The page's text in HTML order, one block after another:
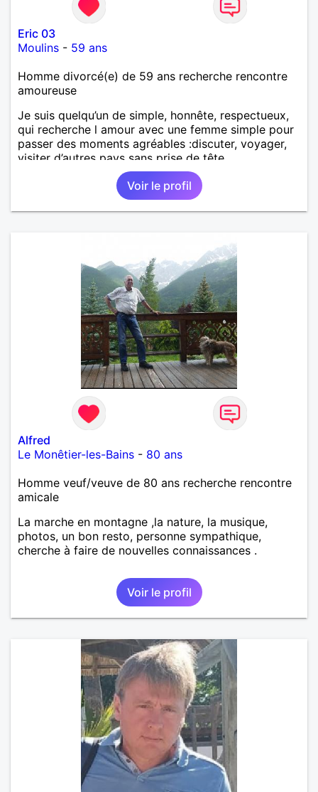
Eric 03
Moulins - 59 ans
Homme divorcé(e) de 59 ans recherche rencontre
amoureuse
Je suis quelqu’un de simple, honnête, respectueux,
qui recherche l amour avec une femme simple pour
passer des moments agréables :discuter, voyager,
visiter d’autres pays sans prise de tête.
Voir le profil
Alfred
Le Monêtier-les-Bains - 80 ans
Homme veuf/veuve de 80 ans recherche rencontre
amicale
La marche en montagne ,la nature, la musique,
photos, un bon resto, personne sympathique,
cherche à faire de nouvelles connaissances .
Voir le profil